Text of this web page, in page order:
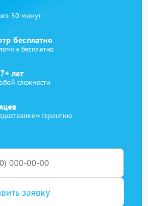
30 минут
бесплатно
бесплатно
лет
сложности
гарантию
заявку